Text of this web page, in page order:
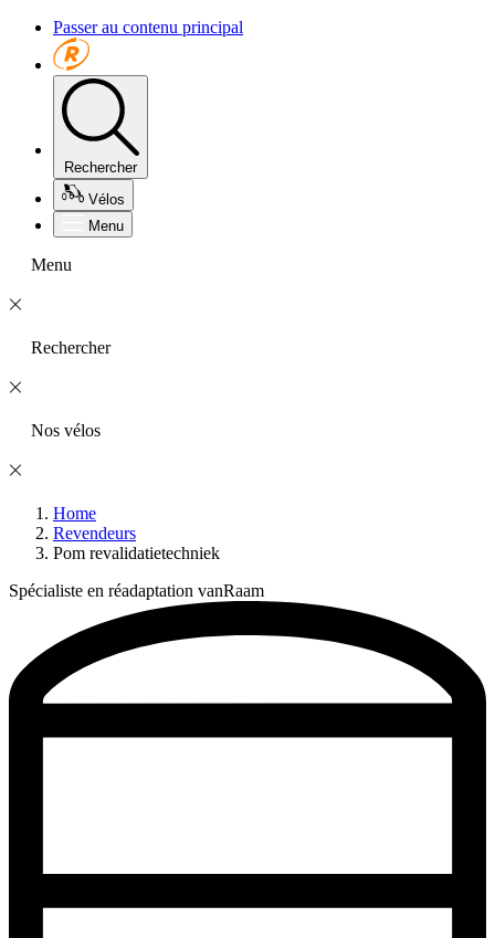
Passer au contenu principal
Rechercher
Vélos
Menu
Menu
Rechercher
Nos vélos
Home
Revendeurs
Pom revalidatietechniek
Spécialiste en réadaptation vanRaam